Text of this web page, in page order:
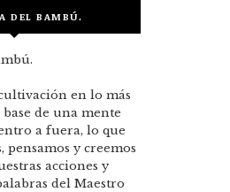
DEL BAMBÚ.
en lo más
de una mente
a fuera, lo que
pensamos y creemos
acciones y
del Maestro